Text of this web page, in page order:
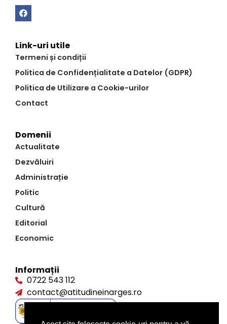
Link-uri utile
Termeni și condiții
Politica de Confidențialitate a Datelor (GDPR)
Politica de Utilizare a Cookie-urilor
Contact
Domenii
Actualitate
Dezvăluiri
Administrație
Politic
Cultură
Editorial
Economic
Informații
0722 543 112
contact@atitudineinarges.ro